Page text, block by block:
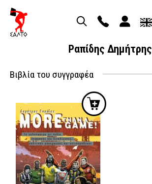
Ραπίδης Δημήτρης
Βιβλία του συγγραφέα